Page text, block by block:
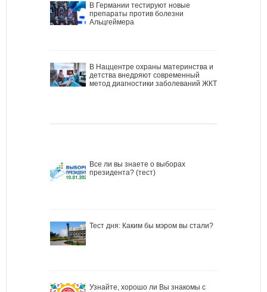
В Германии тестируют новые
препараты против болезни
Альцгеймера
В Наццентре охраны материнства и
детства внедряют современный
метод диагностики заболеваний ЖКТ
Все ли вы знаете о выборах
президента? (тест)
Тест дня: Каким бы мэром вы стали?
Узнайте, хорошо ли Вы знакомы с